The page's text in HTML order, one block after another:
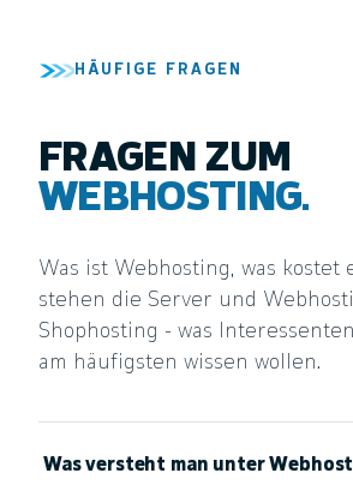
HÄUFIGE FRAGEN
FRAGEN ZUM
WEBHOSTING.
Was ist Webhosting, was kostet
stehen die Server und
Shophosting - was
am häufigsten wissen wollen.
Was versteht man unter